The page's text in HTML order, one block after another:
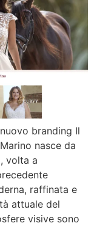
branding Il
nasce da
volta a
raffinata e
attuale del
visive sono